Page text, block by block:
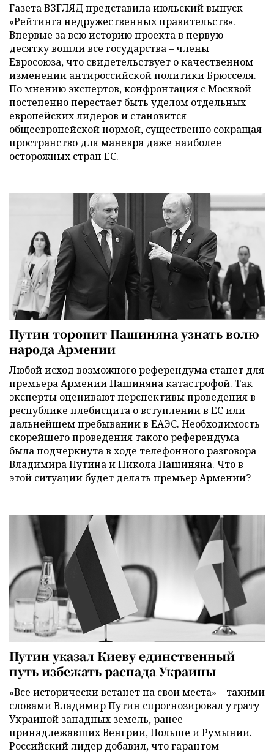
Газета ВЗГЛЯД представила июльский выпуск
«Рейтинга недружественных правительств».
Впервые за всю историю проекта в первую
десятку вошли все государства – члены
Евросоюза, что свидетельствует о качественном
изменении антироссийской политики Брюсселя.
По мнению экспертов, конфронтация с Москвой
постепенно перестает быть уделом отдельных
европейских лидеров и становится
общеевропейской нормой, существенно сокращая
пространство для маневра даже наиболее
осторожных стран ЕС.
Путин торопит Пашиняна узнать волю
народа Армении
Любой исход возможного референдума станет для
премьера Армении Пашиняна катастрофой. Так
эксперты оценивают перспективы проведения в
республике плебисцита о вступлении в ЕС или
дальнейшем пребывании в ЕАЭС. Необходимость
скорейшего проведения такого референдума
была подчеркнута в ходе телефонного разговора
Владимира Путина и Никола Пашиняна. Что в
этой ситуации будет делать премьер Армении?
Путин указал Киеву единственный
путь избежать распада Украины
«Все исторически встанет на свои места» – такими
словами Владимир Путин спрогнозировал утрату
Украиной западных земель, ранее
принадлежавших Венгрии, Польше и Румынии.
Российский лидер добавил, что гарантом